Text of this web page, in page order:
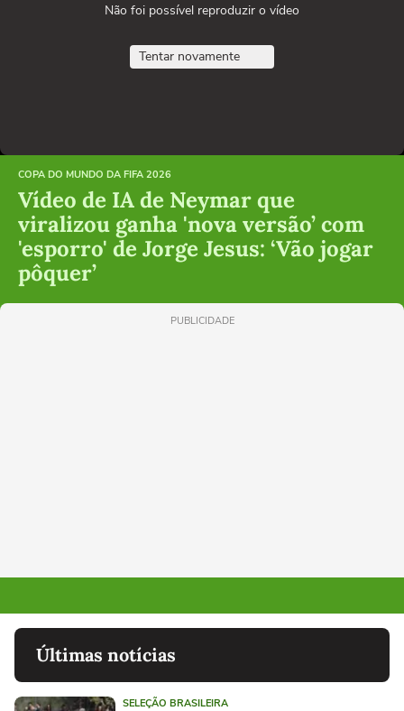
Não foi possível reproduzir o vídeo
Tentar novamente
COPA DO MUNDO DA FIFA 2026
Vídeo de IA de Neymar que
viralizou ganha 'nova versão’ com
'esporro' de Jorge Jesus: ‘Vão jogar
pôquer’
PUBLICIDADE
Últimas notícias
SELEÇÃO BRASILEIRA